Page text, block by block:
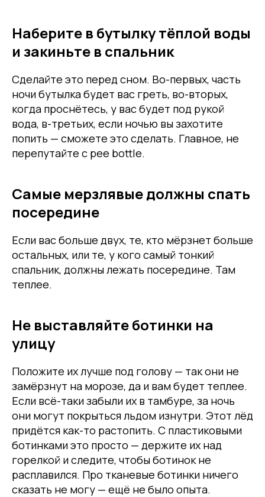
Наберите в бутылку тёплой воды
и закиньте в спальник
Сделайте это перед сном. Во-первых, часть
ночи бутылка будет вас греть, во-вторых,
когда проснётесь, у вас будет под рукой
вода, в-третьих, если ночью вы захотите
попить — сможете это сделать. Главное, не
перепутайте с pee bottle.
Самые мерзлявые должны спать
посередине
Если вас больше двух, те, кто мёрзнет больше
остальных, или те, у кого самый тонкий
спальник, должны лежать посередине. Там
теплее.
Не выставляйте ботинки на
улицу
Положите их лучше под голову — так они не
замёрзнут на морозе, да и вам будет теплее.
Если всё-таки забыли их в тамбуре, за ночь
они могут покрыться льдом изнутри. Этот лёд
придётся как-то растопить. С пластиковыми
ботинками это просто — держите их над
горелкой и следите, чтобы ботинок не
расплавился. Про тканевые ботинки ничего
сказать не могу — ещё не было опыта.